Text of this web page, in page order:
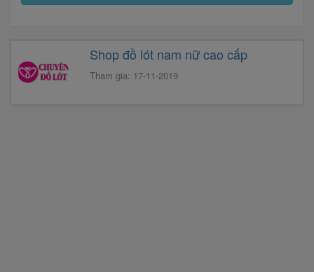
Shop đồ lót nam nữ cao cấp
Tham gia: 17-11-2019